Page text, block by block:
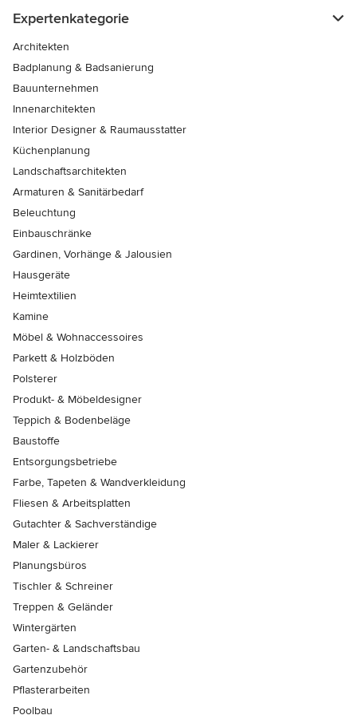
Expertenkategorie
Architekten
Badplanung & Badsanierung
Bauunternehmen
Innenarchitekten
Interior Designer & Raumausstatter
Küchenplanung
Landschaftsarchitekten
Armaturen & Sanitärbedarf
Beleuchtung
Einbauschränke
Gardinen, Vorhänge & Jalousien
Hausgeräte
Heimtextilien
Kamine
Möbel & Wohnaccessoires
Parkett & Holzböden
Polsterer
Produkt- & Möbeldesigner
Teppich & Bodenbeläge
Baustoffe
Entsorgungsbetriebe
Farbe, Tapeten & Wandverkleidung
Fliesen & Arbeitsplatten
Gutachter & Sachverständige
Maler & Lackierer
Planungsbüros
Tischler & Schreiner
Treppen & Geländer
Wintergärten
Garten- & Landschaftsbau
Gartenzubehör
Pflasterarbeiten
Poolbau